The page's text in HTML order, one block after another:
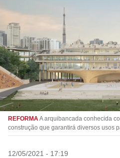
REFORMAA arquibancada conhecida
construção que garantirá diversos usos
12/05/2021 - 17:19